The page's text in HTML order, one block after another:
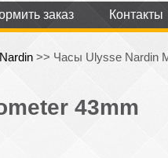
заказ Контакты
>> Часы Ulysse Nardin
43mm